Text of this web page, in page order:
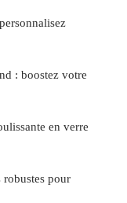
: boostez votre
en verre
pour